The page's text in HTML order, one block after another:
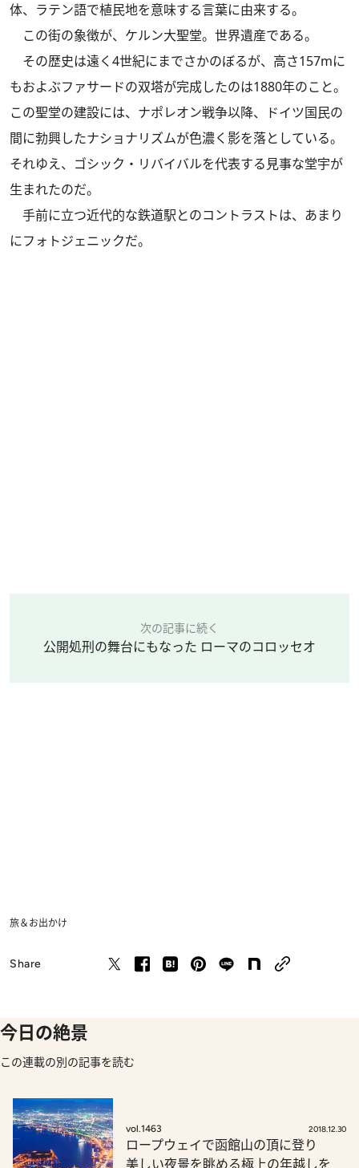
体、ラテン語で植民地を意味する言葉に由来する。
この街の象徴が、ケルン大聖堂。世界遺産である。
その歴史は遠く4世紀にまでさかのぼるが、高さ157mに
もおよぶファサードの双塔が完成したのは1880年のこと。
この聖堂の建設には、ナポレオン戦争以降、ドイツ国民の
間に勃興したナショナリズムが色濃く影を落としている。
それゆえ、ゴシック・リバイバルを代表する見事な堂宇が
生まれたのだ。
手前に立つ近代的な鉄道駅とのコントラストは、あまり
にフォトジェニックだ。
次の記事に続く
公開処刑の舞台にもなった ローマのコロッセオ
旅＆お出かけ
Share
今日の絶景
この連載の別の記事を読む
vol.1463 2018.12.30
ロープウェイで函館山の頂に登り
美しい夜景を眺める極上の年越しを